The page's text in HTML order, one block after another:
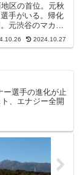
区の首位。元秋
手がいる。帰化
元渋谷のマカド
ク選手が新加
図った。秋田の
2024.10.27
ー選手の進化が止
、エナジー全開